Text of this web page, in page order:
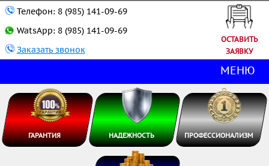
Телефон:8 (985) 141-09-69
WatsApp:8 (985) 141-09-69
Заказать звонок
ОСТАВИТЬ
ЗАЯВКУ
МЕНЮ
ГАРАНТИЯ НАДЕЖНОСТЬ ПРОФЕССИОНАЛИЗМ